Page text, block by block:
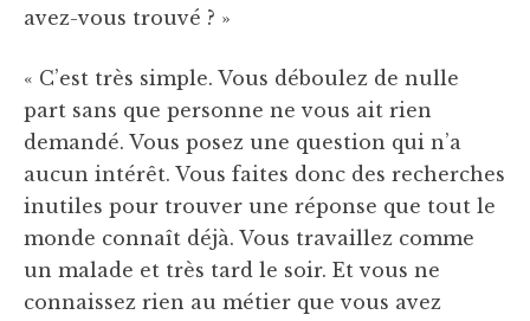
avez-vous trouvé ? »
« C’est très simple. Vous déboulez de nulle
part sans que personne ne vous ait rien
demandé. Vous posez une question qui n’a
aucun intérêt. Vous faites donc des recherches
inutiles pour trouver une réponse que tout le
monde connaît déjà. Vous travaillez comme
un malade et très tard le soir. Et vous ne
connaissez rien au métier que vous avez